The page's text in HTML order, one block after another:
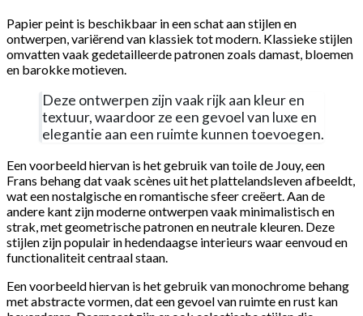
Papier peint is beschikbaar in een schat aan stijlen en
ontwerpen, variërend van klassiek tot modern. Klassieke stijlen
omvatten vaak gedetailleerde patronen zoals damast, bloemen
en barokke motieven.
Deze ontwerpen zijn vaak rijk aan kleur en
textuur, waardoor ze een gevoel van luxe en
elegantie aan een ruimte kunnen toevoegen.
Een voorbeeld hiervan is het gebruik van toile de Jouy, een
Frans behang dat vaak scènes uit het plattelandsleven afbeeldt,
wat een nostalgische en romantische sfeer creëert. Aan de
andere kant zijn moderne ontwerpen vaak minimalistisch en
strak, met geometrische patronen en neutrale kleuren. Deze
stijlen zijn populair in hedendaagse interieurs waar eenvoud en
functionaliteit centraal staan.
Een voorbeeld hiervan is het gebruik van monochrome behang
met abstracte vormen, dat een gevoel van ruimte en rust kan